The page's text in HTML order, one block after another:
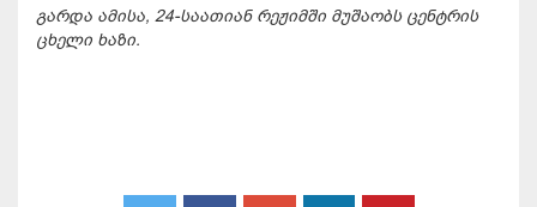
გარდა ამისა, 24-საათიან რეჟიმში მუშაობს ცენტრის
ცხელი ხაზი.